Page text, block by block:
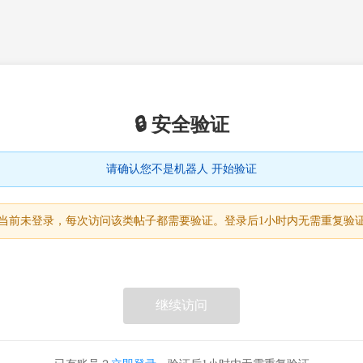
🔒 安全验证
请确认您不是机器人 开始验证
前未登录，每次访问该类帖子都需要验证。登录后1小时内无需重复验
继续访问